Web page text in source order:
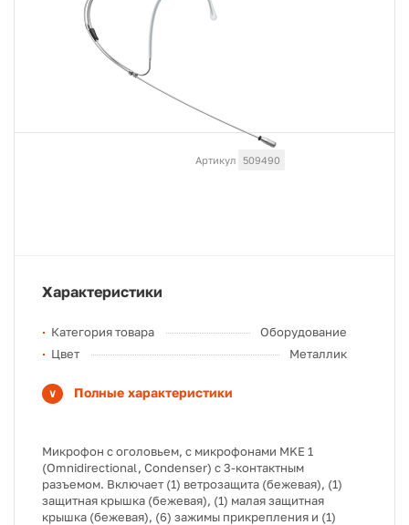
Артикул 509490
Характеристики
Категория товара
Оборудование
Цвет
Металлик
Полные характеристики
Микрофон с оголовьем, с микрофонами MKE 1
(Omnidirectional, Condenser) с 3-контактным
разъемом. Включает (1) ветрозащита (бежевая), (1)
защитная крышка (бежевая), (1) малая защитная
крышка (бежевая), (6) зажимы прикрепления и (1)